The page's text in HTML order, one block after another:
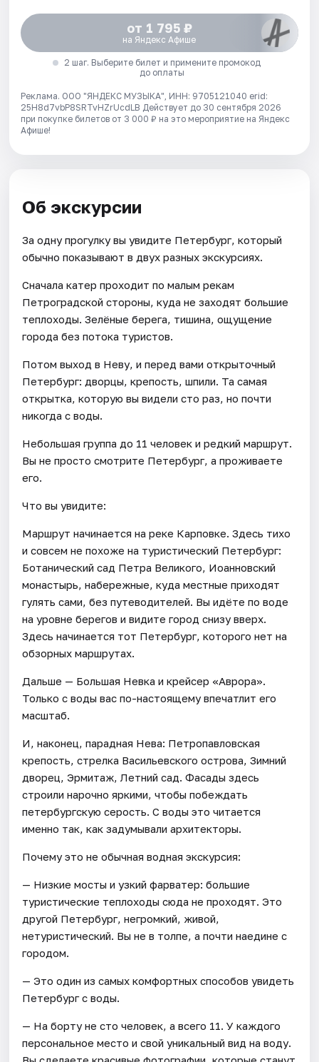
от 1 795 ₽
на Яндекс Афише
2 шаг. Выберите билет и примените промокод
до оплаты
Реклама. ООО "ЯНДЕКС МУЗЫКА", ИНН: 9705121040 erid:
25H8d7vbP8SRTvHZrUcdLB Действует до 30 сентября 2026
при покупке билетов от 3 000 ₽ на это мероприятие на Яндекс
Афише!
Об экскурсии
За одну прогулку вы увидите Петербург, который
обычно показывают в двух разных экскурсиях.
Сначала катер проходит по малым рекам
Петроградской стороны, куда не заходят большие
теплоходы. Зелёные берега, тишина, ощущение
города без потока туристов.
Потом выход в Неву, и перед вами открыточный
Петербург: дворцы, крепость, шпили. Та самая
открытка, которую вы видели сто раз, но почти
никогда с воды.
Небольшая группа до 11 человек и редкий маршрут.
Вы не просто смотрите Петербург, а проживаете
его.
Что вы увидите:
Маршрут начинается на реке Карповке. Здесь тихо
и совсем не похоже на туристический Петербург:
Ботанический сад Петра Великого, Иоанновский
монастырь, набережные, куда местные приходят
гулять сами, без путеводителей. Вы идёте по воде
на уровне берегов и видите город снизу вверх.
Здесь начинается тот Петербург, которого нет на
обзорных маршрутах.
Дальше — Большая Невка и крейсер «Аврора».
Только с воды вас по-настоящему впечатлит его
масштаб.
И, наконец, парадная Нева: Петропавловская
крепость, стрелка Васильевского острова, Зимний
дворец, Эрмитаж, Летний сад. Фасады здесь
строили нарочно яркими, чтобы побеждать
петербургскую серость. С воды это читается
именно так, как задумывали архитекторы.
Почему это не обычная водная экскурсия:
— Низкие мосты и узкий фарватер: большие
туристические теплоходы сюда не проходят. Это
другой Петербург, негромкий, живой,
нетуристический. Вы не в толпе, а почти наедине с
городом.
— Это один из самых комфортных способов увидеть
Петербург с воды.
— На борту не сто человек, а всего 11. У каждого
персональное место и свой уникальный вид на воду.